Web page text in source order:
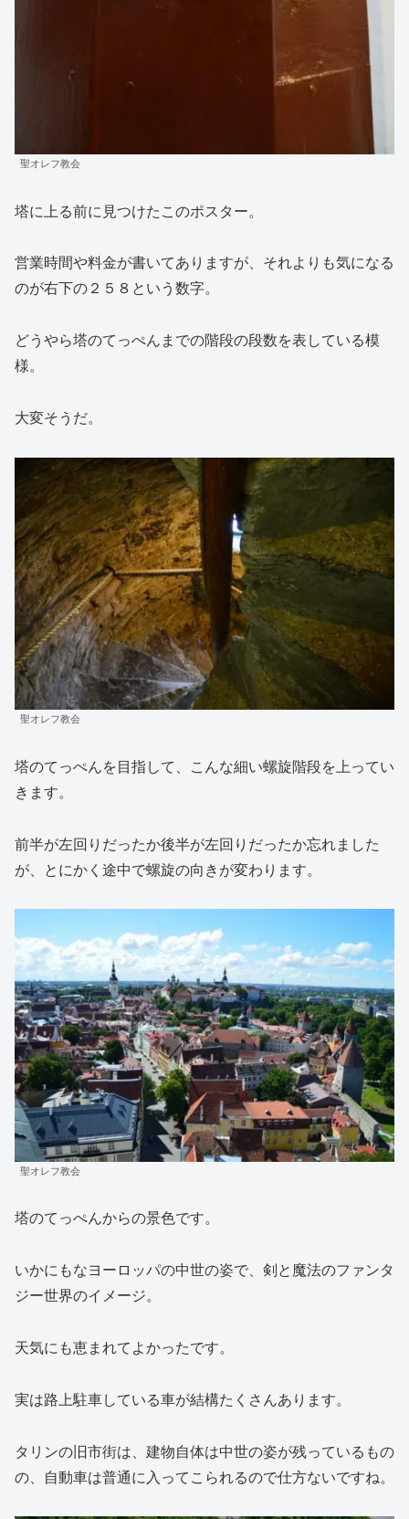
聖オレフ教会
塔に上る前に見つけたこのポスター。
営業時間や料金が書いてありますが、それよりも気になる
のが右下の２５８という数字。
どうやら塔のてっぺんまでの階段の段数を表している模
様。
大変そうだ。
聖オレフ教会
塔のてっぺんを目指して、こんな細い螺旋階段を上ってい
きます。
前半が左回りだったか後半が左回りだったか忘れました
が、とにかく途中で螺旋の向きが変わります。
聖オレフ教会
塔のてっぺんからの景色です。
いかにもなヨーロッパの中世の姿で、剣と魔法のファンタ
ジー世界のイメージ。
天気にも恵まれてよかったです。
実は路上駐車している車が結構たくさんあります。
タリンの旧市街は、建物自体は中世の姿が残っているもの
の、自動車は普通に入ってこられるので仕方ないですね。